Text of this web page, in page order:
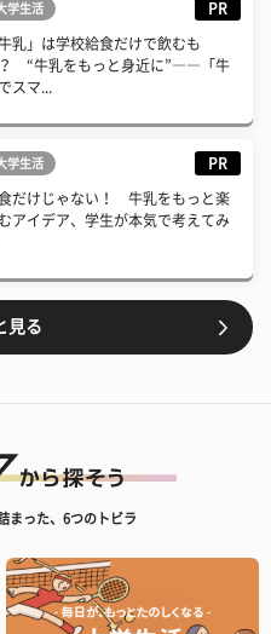
学生活 PR
牛乳」は学校給食だけで飲むも
“牛乳をもっと身近に”――「牛
スマ...
学生活 PR
だけじゃない！ 牛乳をもっと楽
アイデア、学生が本気で考えてみ
見る
まった、6つのトビラ